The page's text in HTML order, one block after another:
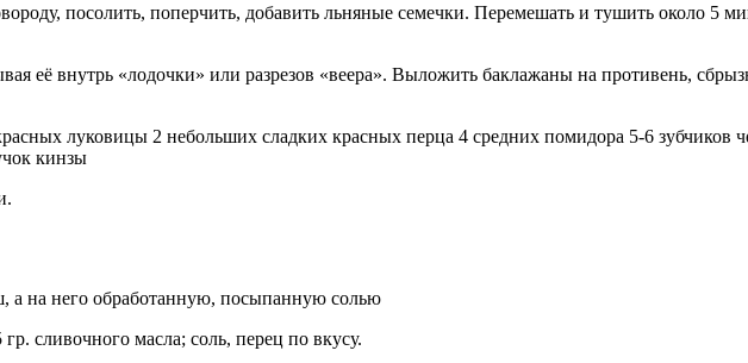
посолить, поперчить, добавить льняные семечки. Перемешать и тушить около 5
её внутрь «лодочки» или разрезов «веера». Выложить баклажаны на противень,
луковицы 2 небольших сладких красных перца 4 средних помидора 5-6 зубчиков
кинзы
а на него обработанную, посыпанную солью
сливочного масла; соль, перец по вкусу.